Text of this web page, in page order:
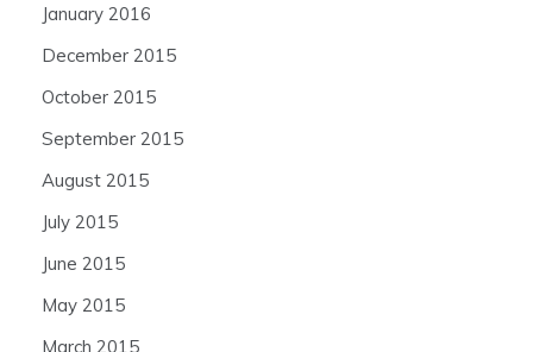
January 2016
December 2015
October 2015
September 2015
August 2015
July 2015
June 2015
May 2015
March 2015